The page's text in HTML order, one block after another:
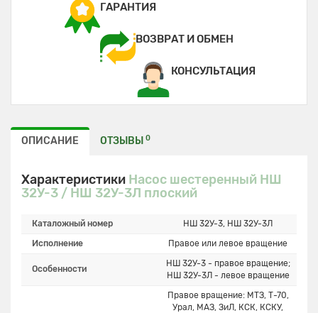
ГАРАНТИЯ
ВОЗВРАТ И ОБМЕН
КОНСУЛЬТАЦИЯ
ОПИСАНИЕ ОТЗЫВЫ 0
Характеристики Насос шестеренный НШ
32У-3 / НШ 32У-3Л плоский
Каталожный номер
НШ 32У-3, НШ 32У-3Л
Исполнение
Правое или левое вращение
Особенности
НШ 32У-3 - правое вращение;
НШ 32У-3Л - левое вращение
Правое вращение: МТЗ, Т-70,
Урал, МАЗ, ЗиЛ, КСК, КСКУ,